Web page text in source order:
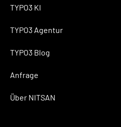
TYPO3 KI
TYPO3 Agentur
TYPO3 Blog
Anfrage
Über NITSAN